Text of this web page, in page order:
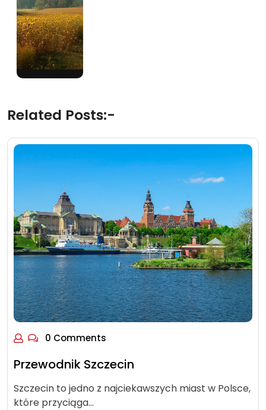
Related Posts:-
0 Comments
Przewodnik Szczecin
Szczecin to jedno z najciekawszych miast w Polsce,
które przyciąga…